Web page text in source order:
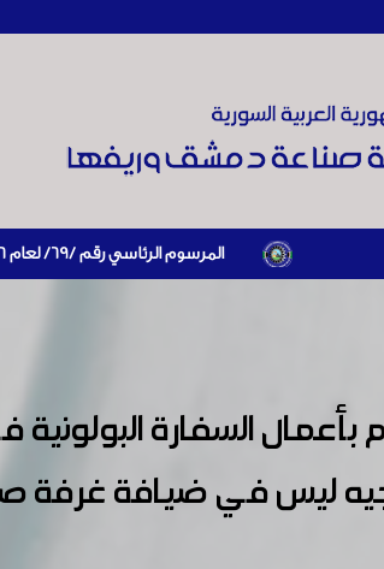
المرسوم الرئاسي رقم /69/ لعام 2026 .. دعم ضريبي للمنشآت المتضررة في إطار مسار التعافي الاقتصادي وإعادة تنشيط الإنتاج
بأعمال السفارة
ليس في ضيافة غرفة